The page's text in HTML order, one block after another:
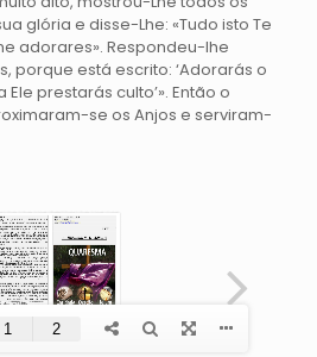
glória e disse-Lhe: «Tudo isto Te
adorares». Respondeu-lhe
porque está escrito: ‘Adorarás o
prestarás culto’». Então o
se os Anjos e serviram-